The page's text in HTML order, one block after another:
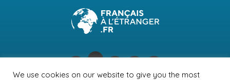
We use cookies on our website to give you the most